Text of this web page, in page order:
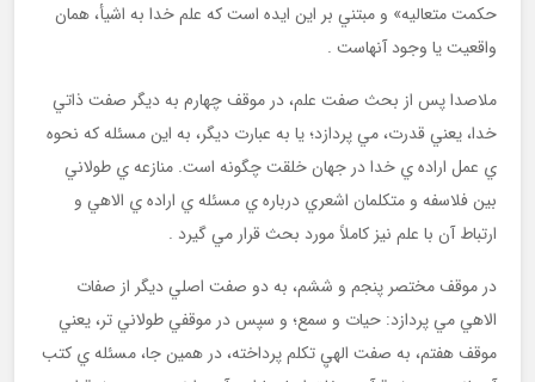
حكمت متعاليه» و مبتني بر اين ايده است كه علم خدا به اشيأ، همان
واقعيت يا وجود آنهاست .
ملاصدا پس از بحث صفت علم، در موقف چهارم به ديگر صفت ذاتي
خدا، يعني قدرت، مي پردازد؛ يا به عبارت ديگر، به اين مسئله كه نحوه
ي عمل اراده ي خدا در جهان خلقت چگونه است. منازعه ي طولاني
بين فلاسفه و متكلمان اشعري درباره ي مسئله ي اراده ي الاهي و
ارتباط آن با علم نيز كاملاً مورد بحث قرار مي گيرد .
در موقف مختصر پنجم و ششم، به دو صفت اصلي ديگر از صفات
الاهي مي پردازد: حيات و سمع؛ و سپس در موقفي طولاني تر، يعني
موقف هفتم، به صفت الهيِ تكلم پرداخته، در همين جا، مسئله ي كتب